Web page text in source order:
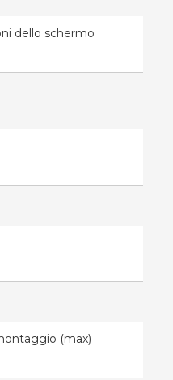
dello schermo
(max)